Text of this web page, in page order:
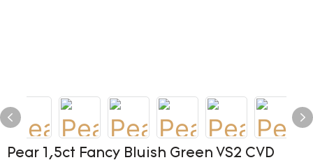
Pear 1,5ct Fancy Bluish Green VS2 CVD